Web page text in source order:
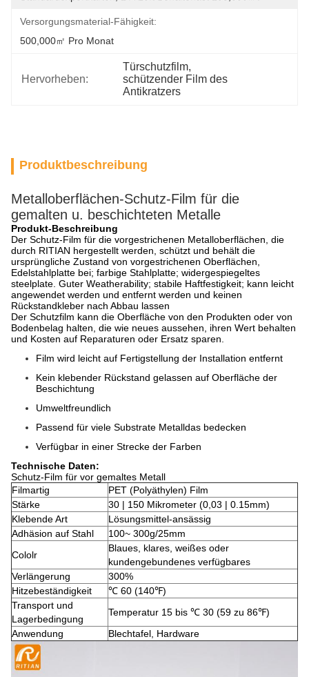
Versorgungsmaterial-Fähigkeit:
500,000㎡ Pro Monat
Hervorheben:
Türschutzfilm,
schützender Film des
Antikratzers
Produktbeschreibung
Metalloberflächen-Schutz-Film für die
gemalten u. beschichteten Metalle
Produkt-Beschreibung
Der Schutz-Film für die vorgestrichenen Metalloberflächen, die
durch RITIAN hergestellt werden, schützt und behält die
ursprüngliche Zustand von vorgestrichenen Oberflächen,
Edelstahlplatte bei; farbige Stahlplatte; widergespiegeltes
steelplate. Guter Weatherability; stabile Haftfestigkeit; kann leicht
angewendet werden und entfernt werden und keinen
Rückstandkleber nach Abbau lassen
Der Schutzfilm kann die Oberfläche von den Produkten oder von
Bodenbelag halten, die wie neues aussehen, ihren Wert behalten
und Kosten auf Reparaturen oder Ersatz sparen.
Film wird leicht auf Fertigstellung der Installation entfernt
Kein klebender Rückstand gelassen auf Oberfläche der
Beschichtung
Umweltfreundlich
Passend für viele Substrate Metalldas bedecken
Verfügbar in einer Strecke der Farben
Technische Daten:
Schutz-Film für vor gemaltes Metall
Filmartig
PET (Polyäthylen) Film
Stärke
30 | 150 Mikrometer (0,03 | 0.15mm)
Klebende Art
Lösungsmittel-ansässig
Adhäsion auf Stahl
100~ 300g/25mm
Cololr
Blaues, klares, weißes oder
kundengebundenes verfügbares
Verlängerung
300%
Hitzebeständigkeit
℃ 60 (140℉)
Transport und
Lagerbedingung
Temperatur 15 bis ℃ 30 (59 zu 86℉)
Anwendung
Blechtafel, Hardware